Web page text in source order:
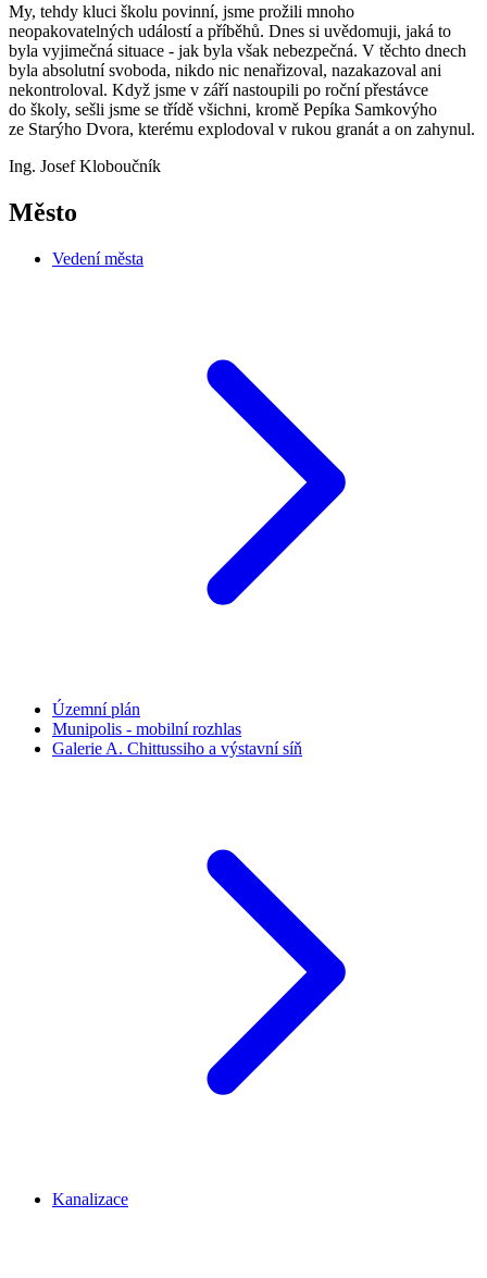
My, tehdy kluci školu povinní, jsme prožili mnoho
neopakovatelných událostí a příběhů. Dnes si uvědomuji, jaká to
byla vyjimečná situace - jak byla však nebezpečná. V těchto dnech
byla absolutní svoboda, nikdo nic nenařizoval, nazakazoval ani
nekontroloval. Když jsme v září nastoupili po roční přestávce
do školy, sešli jsme se třídě všichni, kromě Pepíka Samkovýho
ze Starýho Dvora, kterému explodoval v rukou granát a on zahynul.
Ing. Josef Kloboučník
Město
Vedení města
Územní plán
Munipolis - mobilní rozhlas
Galerie A. Chittussiho a výstavní síň
Kanalizace